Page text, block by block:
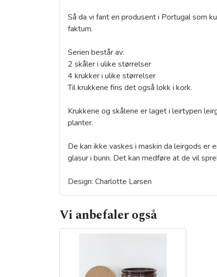
Så da vi fant en produsent i Portugal som
faktum.
Serien består av:
2 skåler i ulike størrelser
4 krukker i ulike størrelser
Til krukkene fins det også lokk i kork.
Krukkene og skålene er laget i leirtypen
planter.
De kan ikke vaskes i maskin da leirgods
glasur i bunn. Det kan medføre at de vil
Design: Charlotte Larsen
Vi anbefaler også